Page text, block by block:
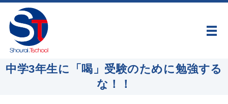
メ
中学3年生に「喝」受験のために勉強する
な！！